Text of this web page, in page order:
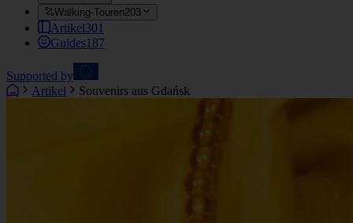
Walking-Touren203
Artikel301
Guides187
Supported by
Artikel
Souvenirs aus Gdańsk